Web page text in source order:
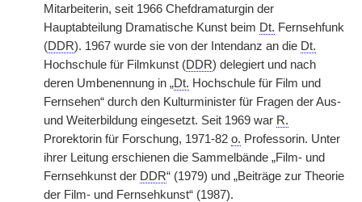
Mitarbeiterin, seit 1966 Chefdramaturgin der
Hauptabteilung Dramatische Kunst beim Dt. Fernsehfunk
(DDR). 1967 wurde sie von der Intendanz an die Dt.
Hochschule für Filmkunst (DDR) delegiert und nach
deren Umbenennung in „Dt. Hochschule für Film und
Fernsehen“ durch den Kulturminister für Fragen der Aus-
und Weiterbildung eingesetzt. Seit 1969 war R.
Prorektorin für Forschung, 1971-82 o. Professorin. Unter
ihrer Leitung erschienen die Sammelbände „Film- und
Fernsehkunst der DDR“ (1979) und „Beiträge zur Theorie
der Film- und Fernsehkunst“ (1987).